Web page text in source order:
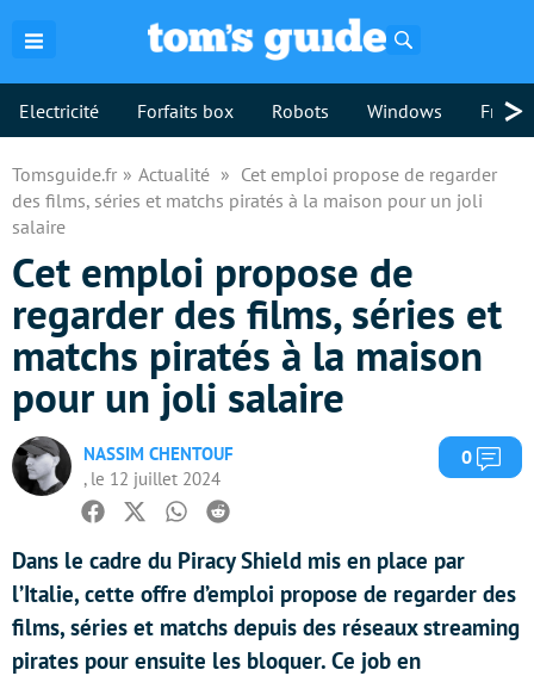
Electricité Forfaits box Robots Windows >
Tomsguide.fr Actualité
Cet emploi propose de regarder
des films, séries et matchs piratés à la maison pour un joli
salaire
Cet emploi propose de
regarder des films, séries et
matchs piratés à la maison
pour un joli salaire
NASSIM CHENTOUF
, le 12 juillet 2024
0
Facebook
TwitterWhatsapp
Reddit
Dans le cadre du Piracy Shield mis en place par
l’Italie, cette offre d’emploi propose de regarder des
films, séries et matchs depuis des réseaux streaming
pirates pour ensuite les bloquer. Ce job en